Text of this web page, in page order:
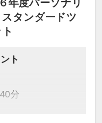
年度パーソナリ
タンダードツ
ト
分